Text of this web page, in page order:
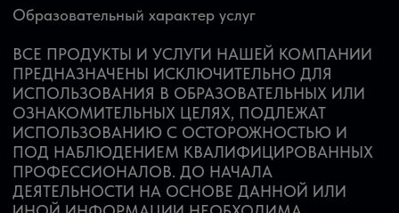
ПОДЛЕЖАТ ТЩАТЕЛЬНОМУ АНАЛИЗУ И ОЦЕНКЕ
ПЕРЕД ПРИНЯТИЕМ РЕШЕНИЯ О ВЕДЕНИИ
ДЕЙСТВИТЕЛЬНОСТИ.
Признание согласия
НАСТОЯЩИМ ВЫ ВЫРАЖАЕТЕ СВОЕ СОГЛАСИЕ,
ЧТО НАША КОМПАНИЯ НЕ НЕСЕТ
ОТВЕТСТВЕННОСТИ ЗА ПРАВИЛЬНОСТЬ ИЛИ
ОШИБОЧНОСТЬ ПРИНЯТЫХ ВАМИ РЕШЕНИЙ
ОТНОСИТЕЛЬНО ВЕДЕНИЯ БИЗНЕСА,
ОТНОСИТЕЛЬНО КАКОЙ-ЛИБО ИНФОРМАЦИИ,
ПРЕДОСТАВЛЕННОЙ НАШЕЙ КОМПАНИЕЙ, ЕЕ
ПРОДУКЦИИ ИЛИ УСЛУГ.